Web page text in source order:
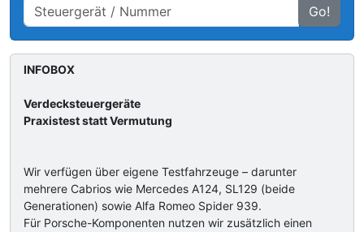
Go!
INFOBOX
Verdecksteuergeräte
Praxistest statt Vermutung
Wir verfügen über eigene Testfahrzeuge – darunter
mehrere Cabrios wie Mercedes A124, SL129 (beide
Generationen) sowie Alfa Romeo Spider 939.
Für Porsche-Komponenten nutzen wir zusätzlich einen